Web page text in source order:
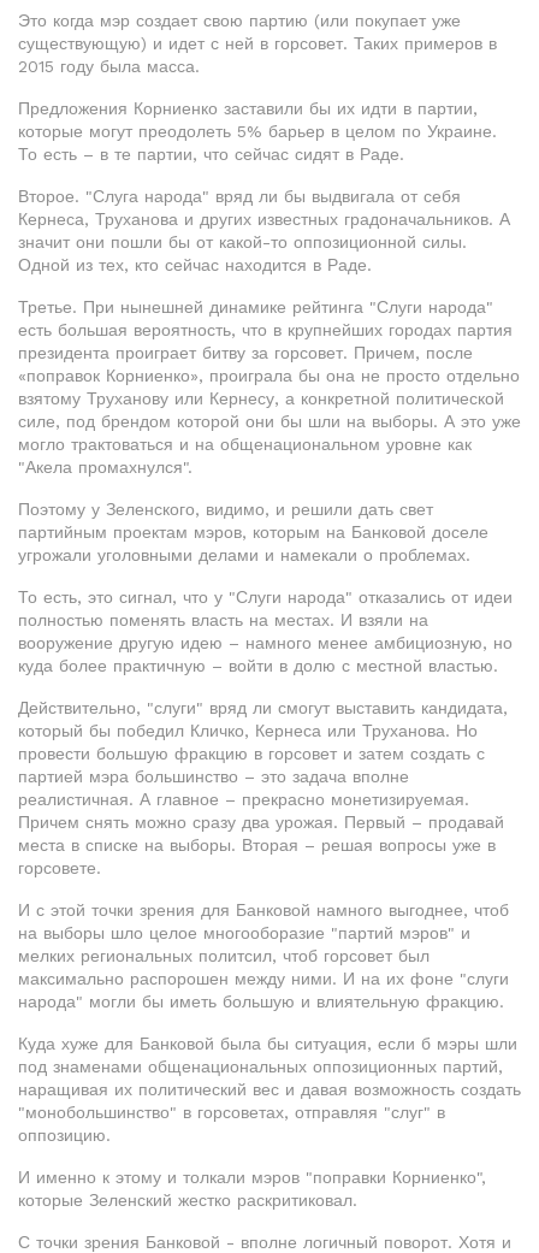
Это когда мэр создает свою партию (или покупает уже
существующую) и идет с ней в горсовет. Таких примеров в
2015 году была масса.
Предложения Корниенко заставили бы их идти в партии,
которые могут преодолеть 5% барьер в целом по Украине.
То есть – в те партии, что сейчас сидят в Раде.
Второе. "Слуга народа" вряд ли бы выдвигала от себя
Кернеса, Труханова и других известных градоначальников. А
значит они пошли бы от какой-то оппозиционной силы.
Одной из тех, кто сейчас находится в Раде.
Третье. При нынешней динамике рейтинга "Слуги народа"
есть большая вероятность, что в крупнейших городах партия
президента проиграет битву за горсовет. Причем, после
«поправок Корниенко», проиграла бы она не просто отдельно
взятому Труханову или Кернесу, а конкретной политической
силе, под брендом которой они бы шли на выборы. А это уже
могло трактоваться и на общенациональном уровне как
"Акела промахнулся".
Поэтому у Зеленского, видимо, и решили дать свет
партийным проектам мэров, которым на Банковой доселе
угрожали уголовными делами и намекали о проблемах.
То есть, это сигнал, что у "Слуги народа" отказались от идеи
полностью поменять власть на местах. И взяли на
вооружение другую идею – намного менее амбициозную, но
куда более практичную – войти в долю с местной властью.
Действительно, "слуги" вряд ли смогут выставить кандидата,
который бы победил Кличко, Кернеса или Труханова. Но
провести большую фракцию в горсовет и затем создать с
партией мэра большинство – это задача вполне
реалистичная. А главное – прекрасно монетизируемая.
Причем снять можно сразу два урожая. Первый – продавай
места в списке на выборы. Вторая – решая вопросы уже в
горсовете.
И с этой точки зрения для Банковой намного выгоднее, чтоб
на выборы шло целое многооборазие "партий мэров" и
мелких региональных политсил, чтоб горсовет был
максимально распорошен между ними. И на их фоне "слуги
народа" могли бы иметь большую и влиятельную фракцию.
Куда хуже для Банковой была бы ситуация, если б мэры шли
под знаменами общенациональных оппозиционных партий,
наращивая их политический вес и давая возможность создать
"монобольшинство" в горсоветах, отправляя "слуг" в
оппозицию.
И именно к этому и толкали мэров "поправки Корниенко",
которые Зеленский жестко раскритиковал.
С точки зрения Банковой - вполне логичный поворот. Хотя и